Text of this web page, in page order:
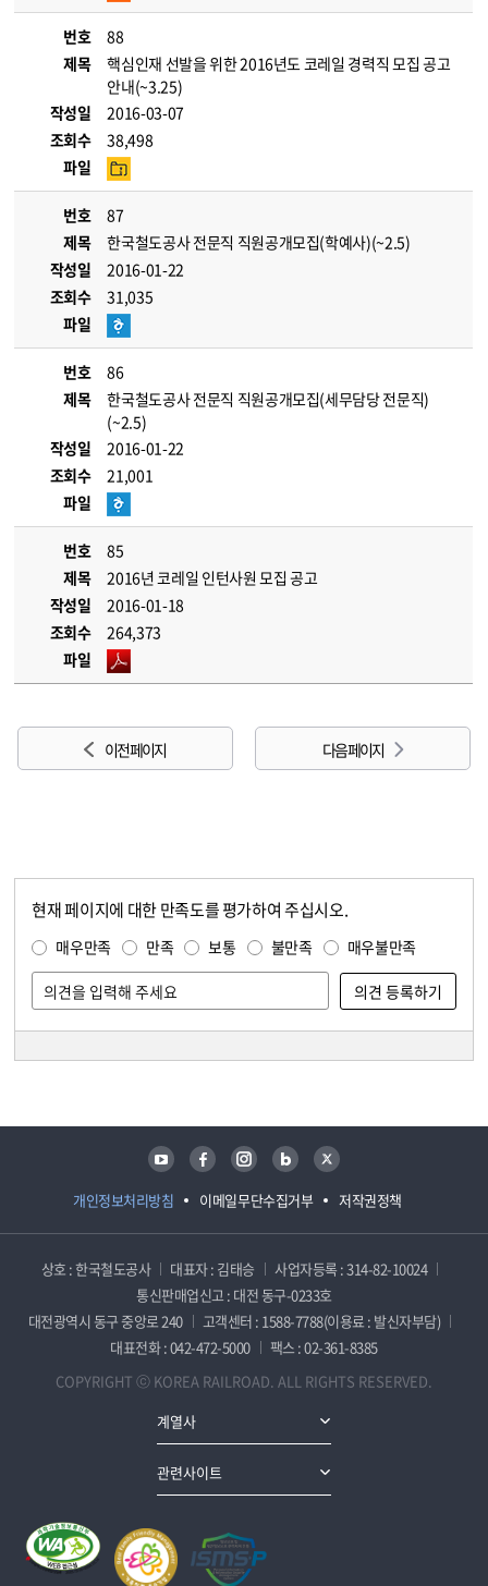
번호
88
제목
핵심인재 선발을 위한 2016년도 코레일 경력직 모집 공고
안내(~3.25)
작성일
2016-03-07
조회수
38,498
파일
번호
87
제목
한국철도공사 전문직 직원공개모집(학예사)(~2.5)
작성일
2016-01-22
조회수
31,035
파일
번호
86
제목
한국철도공사 전문직 직원공개모집(세무담당 전문직)
(~2.5)
작성일
2016-01-22
조회수
21,001
파일
번호
85
제목
2016년 코레일 인턴사원 모집 공고
작성일
2016-01-18
조회수
264,373
파일
이전 페이지 다음 페이지
현재 페이지에 대한 만족도를 평가하여 주십시오.
매우만족 만족 보통 불만족 매우불만족
개인정보처리방침 이메일무단수집거부 저작권정책
유튜브 페이스북 인스타그램 블로그 트위터
상호 : 한국철도공사 대표자 : 김태승
사업자등록 : 314-82-10024
통신판매업신고 : 대전 동구-0233호
대전광역시 동구 중앙로 240
고객센터 : 1588-7788(이용료 : 발신자부담)
대표전화 : 042-472-5000
팩스 : 02-361-8385
COPYRIGHT ⓒ KOREA RAILROAD. ALL RIGHTS RESERVED.
계열사
관련사이트